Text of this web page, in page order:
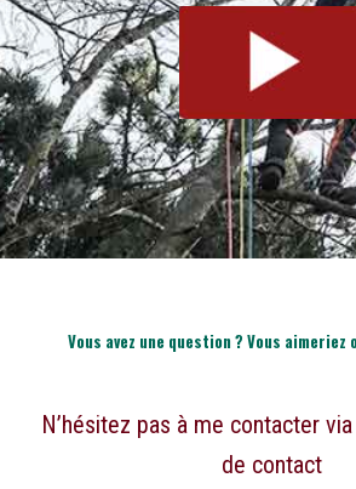
Vous avez une question ? Vous aimeriez
N’hésitez pas à me contacter
de contact